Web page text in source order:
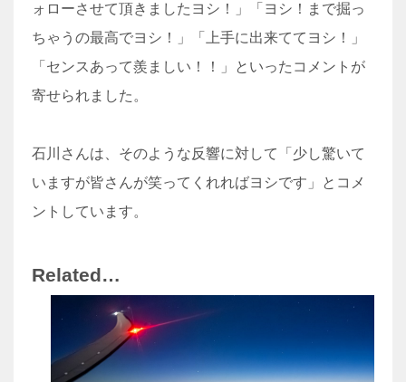
ォローさせて頂きましたヨシ！」「ヨシ！まで掘っ
ちゃうの最高でヨシ！」「上手に出来ててヨシ！」
「センスあって羨ましい！！」といったコメントが
寄せられました。
石川さんは、そのような反響に対して「少し驚いて
いますが皆さんが笑ってくれればヨシです」とコメ
ントしています。
Related…